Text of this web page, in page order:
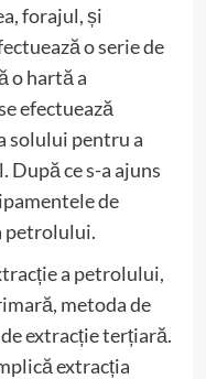
forajul, și
o serie de
o hartă a
efectuează
solului pentru a
După ce s-a ajuns
de
petrolului.
a petrolului,
metoda de
extracție terțiară.
extracția